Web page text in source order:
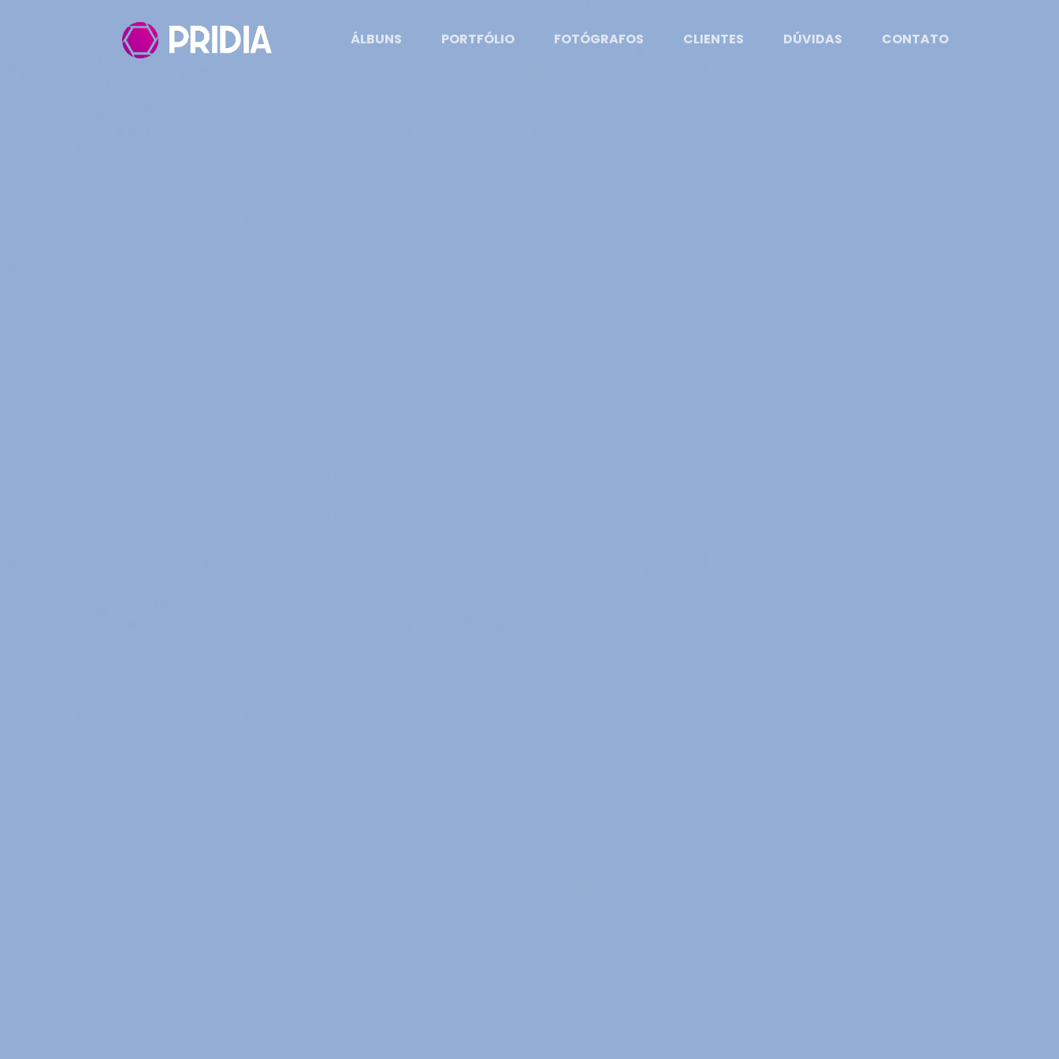
ÁLBUNS PORTFÓLIO FOTÓGRAFOS CLIENTES DÚVIDAS CONTATO